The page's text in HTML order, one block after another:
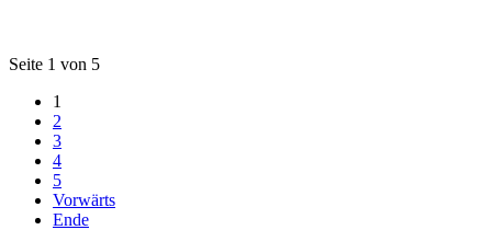
Seite 1 von 5
1
2
3
4
5
Vorwärts
Ende